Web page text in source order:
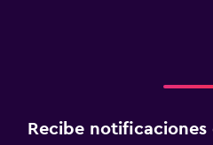
Recibe